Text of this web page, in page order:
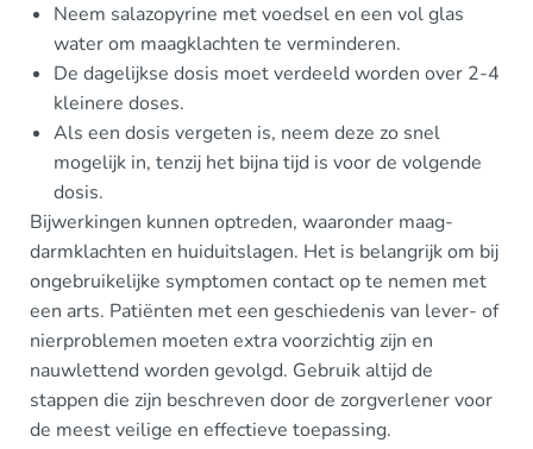
Neem salazopyrine met voedsel en een vol glas
water om maagklachten te verminderen.
De dagelijkse dosis moet verdeeld worden over 2-4
kleinere doses.
Als een dosis vergeten is, neem deze zo snel
mogelijk in, tenzij het bijna tijd is voor de volgende
dosis.
Bijwerkingen kunnen optreden, waaronder maag-
darmklachten en huiduitslagen. Het is belangrijk om bij
ongebruikelijke symptomen contact op te nemen met
een arts. Patiënten met een geschiedenis van lever- of
nierproblemen moeten extra voorzichtig zijn en
nauwlettend worden gevolgd. Gebruik altijd de
stappen die zijn beschreven door de zorgverlener voor
de meest veilige en effectieve toepassing.